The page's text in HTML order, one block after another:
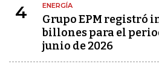
4 ENERGÍA
Grupo EPM registró
billones para el
junio de 2026